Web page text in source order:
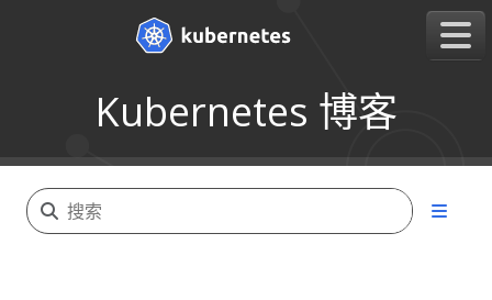
Kubernetes 博客